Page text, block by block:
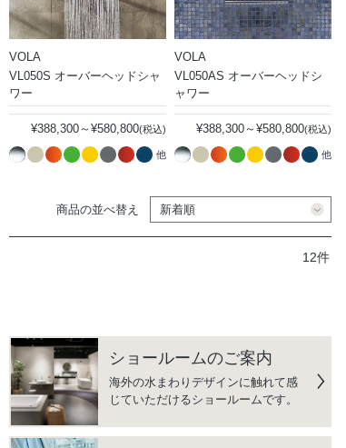
VOLA
VL050S オーバーヘッドシャ
ワー
¥388,300～¥580,800(税込)
他
VOLA
VL050AS オーバーヘッドシ
ャワー
¥388,300～¥580,800(税込)
他
商品の並べ替え
12件
ショールームのご案内
海外の水まわりデザインに触れて感
じていただけるショールームです。